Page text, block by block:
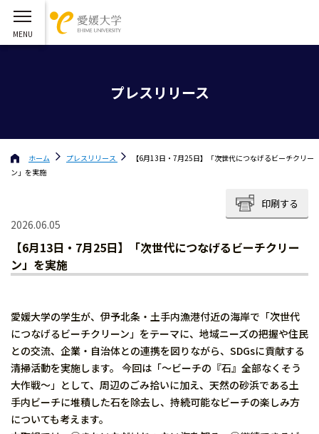
プレスリリース
ホーム プレスリリース
【6月13日・7月25日】「次世代につなげるビーチクリー
ン」を実施
印刷する
2026.06.05
【6月13日・7月25日】「次世代につなげるビーチクリー
ン」を実施
愛媛大学の学生が、伊予北条・土手内漁港付近の海岸で「次世代
につなげるビーチクリーン」をテーマに、地域ニーズの把握や住民
との交流、企業・自治体との連携を図りながら、SDGsに貢献する
清掃活動を実施します。 今回は「～ビーチの『石』全部なくそう
大作戦～」として、周辺のごみ拾いに加え、天然の砂浜である土
手内ビーチに堆積した石を除去し、持続可能なビーチの楽しみ方
についても考えます。